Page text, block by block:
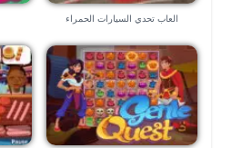
العاب تحدي السيارات الحمراء